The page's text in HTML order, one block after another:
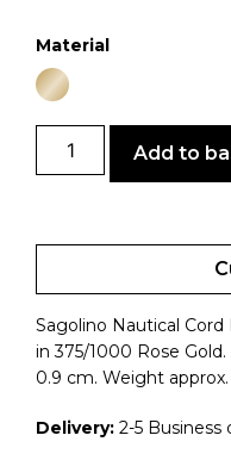
Material
Add to
Sagolino Nautical
in 375/1000 Rose
0.9 cm. Weight approx.
Delivery: 2-5 Business